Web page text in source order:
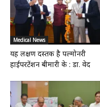
Medical News
यह लक्षण दस्तक है पल्मोनरी
हाईपरटेंशन बीमारी के : डा. वेद